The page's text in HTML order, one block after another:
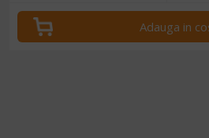
Adauga in